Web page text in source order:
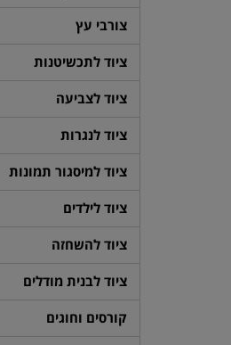
צורבי עץ
ציוד לתכשיטנות
ציוד לצביעה
ציוד לנגרות
ציוד למיסגור תמונות
ציוד לילדים
ציוד להשחזה
ציוד לבנית מודלים
קורסים וחוגים